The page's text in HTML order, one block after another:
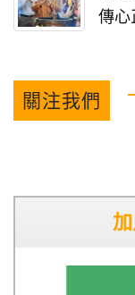
傳心
關注我們